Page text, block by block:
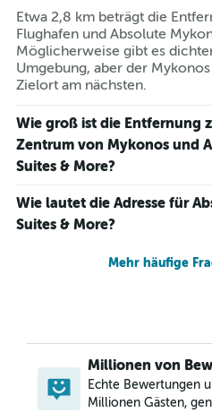
Etwa 2,8 km beträgt die
Flughafen und Absolute
Möglicherweise gibt es
Umgebung, aber der
Zielort am nächsten.
Wie groß ist die Entfernung
Zentrum von Mykonos und
Suites & More?
Wie lautet die Adresse für
Suites & More?
Mehr häufige
Millionen von
Echte Bewertungen
Millionen Gästen,